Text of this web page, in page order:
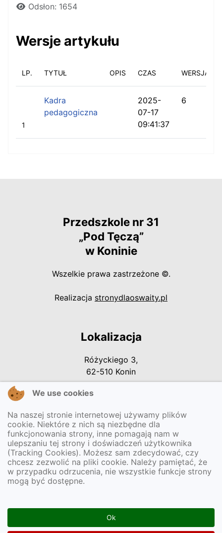
Odsłon: 1654
Wersje artykułu
LP. TYTUŁ OPIS CZAS WERSJA
1
Kadra
pedagogiczna
2025-
07-17
09:41:37
6
Przedszkole nr 31
„Pod Tęczą”
w Koninie
Wszelkie prawa zastrzeżone ©.
Realizacja stronydlaoswaity.pl
Lokalizacja
Różyckiego 3,
62-510 Konin
Kontakt
Tel. 63 242 07 78
E-mail:sekretariat@przedszkole31-konin.pl
Informacje
Deklaracja dostepności
Dokumenty dostępności
We use cookies
Na naszej stronie internetowej używamy plików
cookie. Niektóre z nich są niezbędne dla
funkcjonowania strony, inne pomagają nam w
ulepszaniu tej strony i doświadczeń użytkownika
(Tracking Cookies). Możesz sam zdecydować, czy
chcesz zezwolić na pliki cookie. Należy pamiętać, że
w przypadku odrzucenia, nie wszystkie funkcje strony
mogą być dostępne.
Ok